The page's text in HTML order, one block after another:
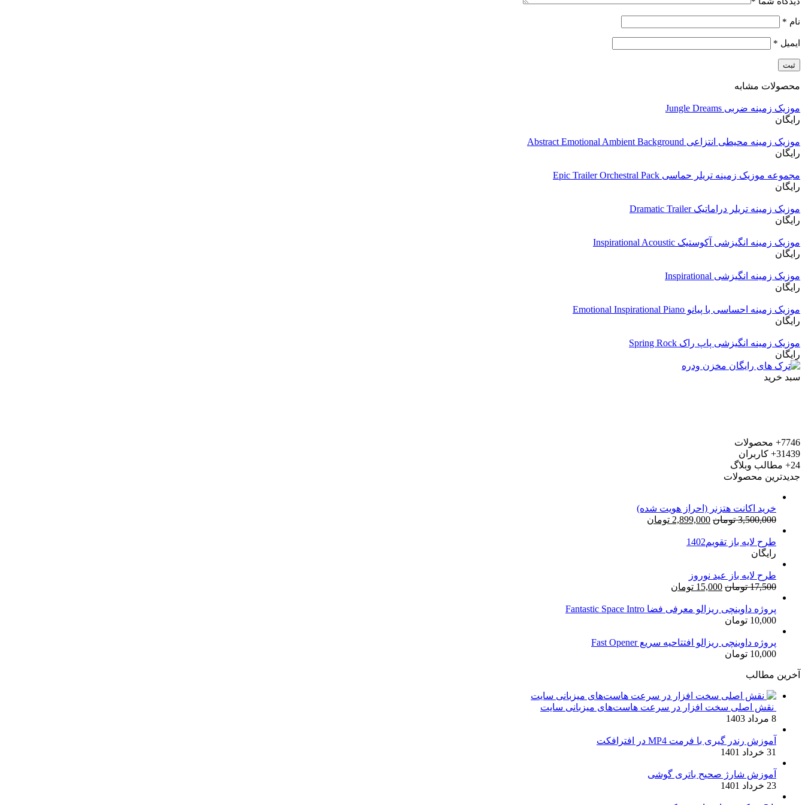
نام *
ایمیل *
محصولات مشابه
موزیک زمینه ضربی Jungle Dreams
رایگان
موزیک زمینه محیطی انتزاعی Abstract Emotional Ambient Background
رایگان
مجموعه موزیک زمینه تریلر حماسی Epic Trailer Orchestral Pack
رایگان
موزیک زمینه تریلر دراماتیک Dramatic Trailer
رایگان
موزیک زمینه انگیزشی آکوستیک Inspirational Acoustic
رایگان
موزیک زمینه انگیزشی Inspirational
رایگان
موزیک زمینه احساسی با پیانو Emotional Inspirational Piano
رایگان
موزیک زمینه انگیزشی پاپ راک Spring Rock
رایگان
سبد خرید
7746+
محصولات
31439+
کاربران
24+
مطالب وبلاگ
جدیدترین محصولات
خرید اکانت هتزنر (احراز هویت شده)
3,500,000 تومان قیمت
2,899,000 تومان
طرح لایه باز تقویم1402
رایگان
طرح لایه باز عید نوروز
17,500 تومان قیمت
17,500 تومان
15,000 تومان
15,000 تومان.
پروژه داوینچی ریزالو معرفی فضا Fantastic Space Intro
10,000 تومان
پروژه داوینچی ریزالو افتتاحیه سریع Fast Opener
10,000 تومان
آخرین مطالب
نقش اصلی سخت افزار در سرعت هاست‌های میزبانی سایت
8 مرداد 1403
آموزش رندر گیری با فرمت MP4 در افترافکت
31 خرداد 1401
آموزش شارژ صحیح باتری گوشی
23 خرداد 1401